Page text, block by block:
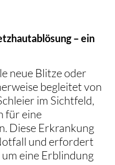
– ein
neue Blitze oder
begleitet von
im Sichtfeld,
für eine
Diese Erkrankung
und erfordert
eine Erblindung